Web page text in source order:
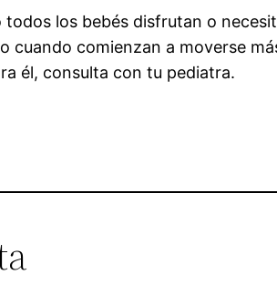
los bebés disfrutan o
cuando comienzan a moverse
él, consulta con tu pediatra.